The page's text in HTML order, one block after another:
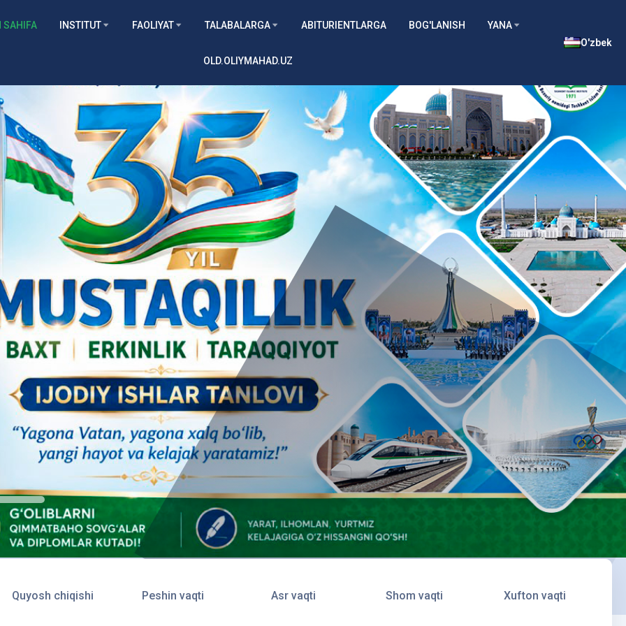
SAHIFA INSTITUT FAOLIYAT TALABALARGA ABITURIENTLARGA BOG'LANISH YANA
OLD.OLIYMAHAD.UZ
O'zbek
Quyosh chiqishi Peshin vaqti Asr vaqti Shom vaqti Xufton vaqti